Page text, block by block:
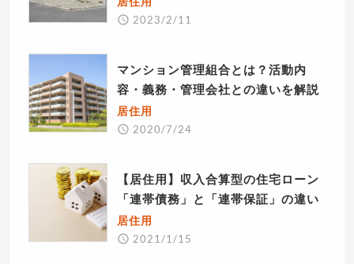
2023/2/11
マンション管理組合とは？活動内
容・義務・管理会社との違いを解説
居住用
2020/7/24
【居住用】収入合算型の住宅ローン
「連帯債務」と「連帯保証」の違い
居住用
2021/1/15